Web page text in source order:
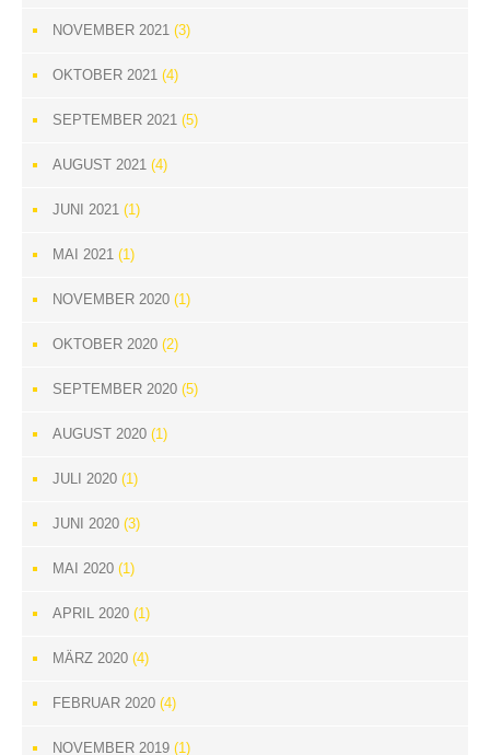
NOVEMBER 2021 (3)
OKTOBER 2021 (4)
SEPTEMBER 2021 (5)
AUGUST 2021 (4)
JUNI 2021 (1)
MAI 2021 (1)
NOVEMBER 2020 (1)
OKTOBER 2020 (2)
SEPTEMBER 2020 (5)
AUGUST 2020 (1)
JULI 2020 (1)
JUNI 2020 (3)
MAI 2020 (1)
APRIL 2020 (1)
MÄRZ 2020 (4)
FEBRUAR 2020 (4)
NOVEMBER 2019 (1)